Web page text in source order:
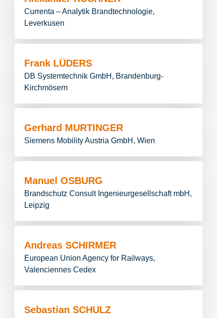
Currenta – Analytik Brandtechnologie,
Leverkusen
Frank LÜDERS
DB Systemtechnik GmbH, Brandenburg-
Kirchmösern
Gerhard MURTINGER
Siemens Mobility Austria GmbH, Wien
Manuel OSBURG
Brandschutz Consult Ingenieurgesellschaft mbH,
Leipzig
Andreas SCHIRMER
European Union Agency for Railways,
Valenciennes Cedex
Sebastian SCHULZ